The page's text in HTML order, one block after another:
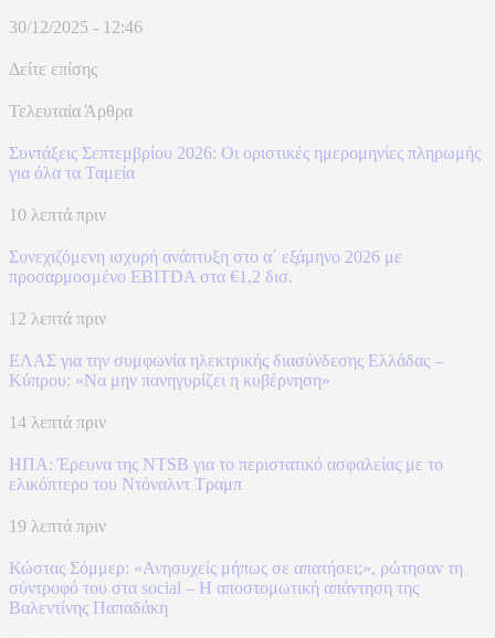
30/12/2025 - 12:46
Δείτε επίσης
Τελευταία Άρθρα
Συντάξεις Σεπτεμβρίου 2026: Οι οριστικές ημερομηνίες πληρωμής
για όλα τα Ταμεία
10 λεπτά πριν
Συνεχιζόμενη ισχυρή ανάπτυξη στο α΄ εξάμηνο 2026 με
προσαρμοσμένο EBITDA στα €1,2 δισ.
12 λεπτά πριν
ΕΛΑΣ για την συμφωνία ηλεκτρικής διασύνδεσης Ελλάδας –
Κύπρου: «Να μην πανηγυρίζει η κυβέρνηση»
14 λεπτά πριν
ΗΠΑ: Έρευνα της NTSB για το περιστατικό ασφαλείας με το
ελικόπτερο του Ντόναλντ Τραμπ
19 λεπτά πριν
Κώστας Σόμμερ: «Ανησυχείς μήπως σε απατήσει;», ρώτησαν τη
σύντροφό του στα social – Η αποστομωτική απάντηση της
Βαλεντίνης Παπαδάκη